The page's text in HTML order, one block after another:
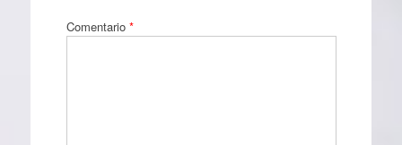
Comentario *